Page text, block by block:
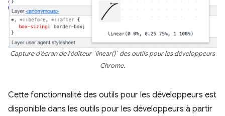
Capture d'écran de l'éditeur `linear()` des outils pour les développeurs
Chrome.
Cette fonctionnalité des outils pour les développeurs est
disponible dans les outils pour les développeurs à partir